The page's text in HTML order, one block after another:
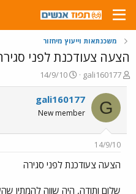
משכנתאות וייעוץ מיחזור
הצעה צעודכנת לפני
פ
ו
ת
ח
ה
ו
ש
א
gali160177
פ
ו
ר
ם
ר
14/9/10
G
gali160177
New member
14/9/10
הצעה צעודכנת לפני סגירה